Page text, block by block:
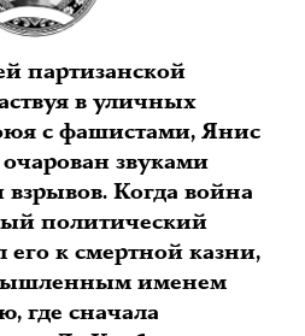
партизанской
в уличных
с фашистами, Янис
звуками
взрывов. Когда война
политический
к смертной казни,
именем
где сначала